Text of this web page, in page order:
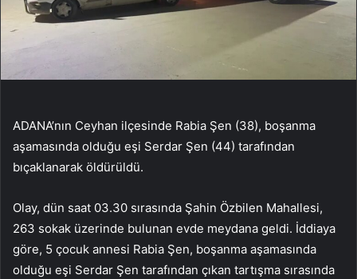
ADANA’nın Ceyhan ilçesinde Rabia Şen (38), boşanma
aşamasında olduğu eşi Serdar Şen (44) tarafından
bıçaklanarak öldürüldü.
Olay, dün saat 03.30 sırasında Şahin Özbilen Mahallesi,
263 sokak üzerinde bulunan evde meydana geldi. İddiaya
göre, 5 çocuk annesi Rabia Şen, boşanma aşamasında
olduğu eşi Serdar Şen tarafından çıkan tartışma sırasında